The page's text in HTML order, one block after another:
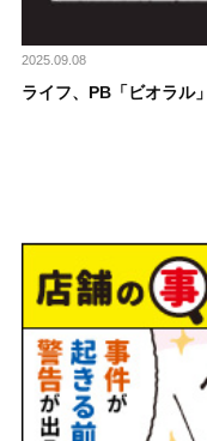
2025.09.08
ライフ、PB「ビオラ